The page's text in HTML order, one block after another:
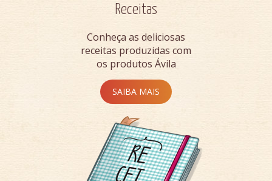
Receitas
Conheça as deliciosas
receitas produzidas com
os produtos Ávila
SAIBA MAIS